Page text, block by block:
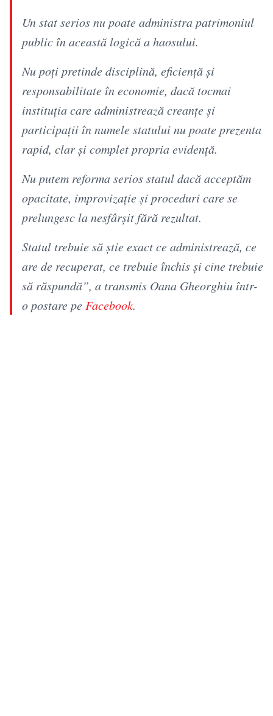
Un stat serios nu poate administra patrimoniul
public în această logică a haosului.
Nu poți pretinde disciplină, eficiență și
responsabilitate în economie, dacă tocmai
instituția care administrează creanțe și
participații în numele statului nu poate prezenta
rapid, clar și complet propria evidență.
Nu putem reforma serios statul dacă acceptăm
opacitate, improvizație și proceduri care se
prelungesc la nesfârșit fără rezultat.
Statul trebuie să știe exact ce administrează, ce
are de recuperat, ce trebuie închis și cine trebuie
să răspundă”, a transmis Oana Gheorghiu într-
o postare pe Facebook.